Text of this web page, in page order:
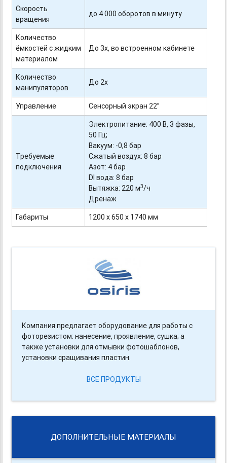
Скорость
вращения
до 4 000 оборотов в минуту
Количество
ёмкостей с жидким
материалом
До 3х, во встроенном кабинете
Количество
манипуляторов
До 2х
Управление Сенсорный экран 22”
Требуемые
подключения
Электропитание: 400 В, 3 фазы,
50 Гц;
Вакуум: -0,8 бар
Сжатый воздух: 8 бар
Азот: 4 бар
DI вода: 8 бар
Вытяжка: 220 м3/ч
Дренаж
Габариты
1200 х 650 х 1740 мм
Компания предлагает оборудование для работы с
фоторезистом: нанесение, проявление, сушка; а
также установки для отмывки фотошаблонов,
установки сращивания пластин.
ВСЕ ПРОДУКТЫ
ДОПОЛНИТЕЛЬНЫЕ МАТЕРИАЛЫ